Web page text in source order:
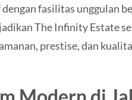
fasilitas unggulan
The Infinity Estate
prestise, dan